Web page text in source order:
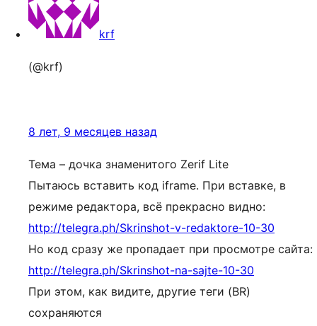
krf
(@krf)
8 лет, 9 месяцев назад
Тема – дочка знаменитого Zerif Lite
Пытаюсь вставить код iframe. При вставке, в
режиме редактора, всё прекрасно видно:
http://telegra.ph/Skrinshot-v-redaktore-10-30
Но код сразу же пропадает при просмотре сайта:
http://telegra.ph/Skrinshot-na-sajte-10-30
При этом, как видите, другие теги (BR)
сохраняются